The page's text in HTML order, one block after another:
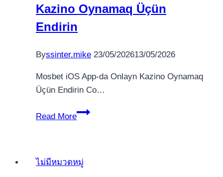
Insignificante
Kazino Oynamaq Üçün
Endirin
Byssinter.mike 23/05/202613/05/2026
Mosbet iOS App-da Onlayn Kazino Oynamaq
Üçün Endirin Co…
Read More
Mosbet
Onlayn
ไม่มีหมวดหมู่